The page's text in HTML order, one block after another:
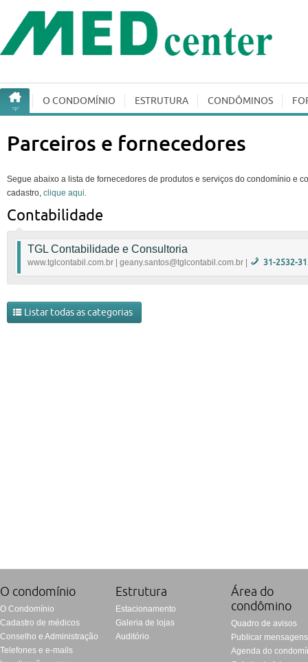
O CONDOMÍ­NIO ESTRUTURA CONDÔMINOS
Parceiros e fornecedores
Segue abaixo a lista de fornecedores de produtos e serviços do condomínio e
cadastro, clique aqui.
Contabilidade
TGL Contabilidade e Consultoria
www.tglcontabil.com.br | geany.santos@tglcontabil.com.br | 31-2532-
Apuração dos impostos Municipais , Estaduais e
e as devidas guias de recolhimento dos encargos.
efetuando o Registro das entradas e saídas de
Listar todas as categorias
O condomí­nio
O Condomínio
Cadastro de médicos
Conselho e Administração
Telefones e e-mails
Estrutura
Estacionamento
Galeria de lojas
Auditório
Área do
condômino
Quadro de avisos
Publicar mensagens
Agenda do